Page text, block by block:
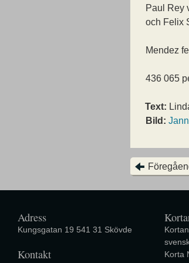
Paul Rey
och Felix
Mendez
436 065
Text:
Bild:
Adress
Kungsgatan 19 541 31 Skövde
Kontakt
Korta